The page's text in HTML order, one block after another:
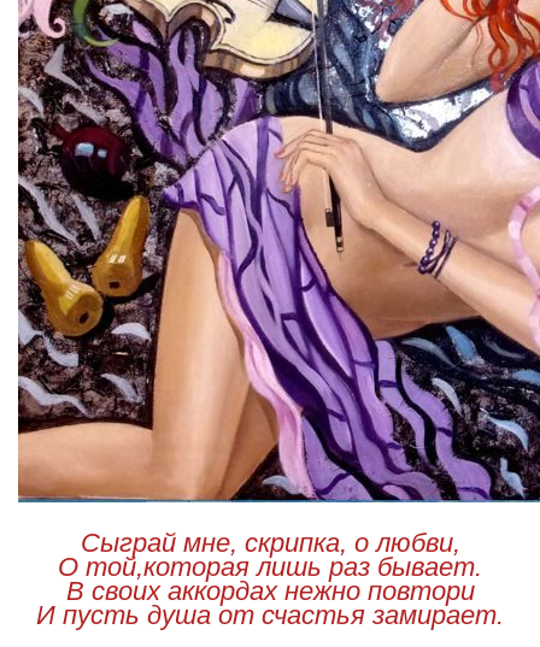
Сыграй мне, скрипка, о любви,
О той,которая лишь раз бывает.
В своих аккордах нежно повтори
И пусть душа от счастья замирает.